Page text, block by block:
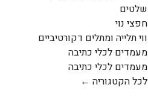
שלטים
חפצי נוי
ווי תלייה ומתלים דקורטיביים
מעמדים לכלי כתיבה
מעמדים לכלי כתיבה
לכל הקטגוריה ←